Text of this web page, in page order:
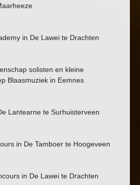
in De Lawei te Drachten
solisten en kleine
Blaasmuziek in Eemnes
Lantearne te Surhuisterveen
in De Tamboer te Hoogeveen
in De Lawei te Drachten